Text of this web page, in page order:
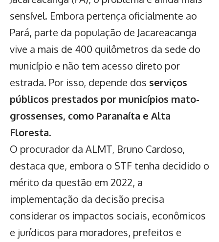
sensível. Embora pertença oficialmente ao
Pará, parte da população de Jacareacanga
vive a mais de 400 quilômetros da sede do
município e não tem acesso direto por
estrada. Por isso, depende dos serviços
públicos prestados por municípios mato-
grossenses, como Paranaíta e Alta
Floresta.
O procurador da ALMT, Bruno Cardoso,
destaca que, embora o STF tenha decidido o
mérito da questão em 2022, a
implementação da decisão precisa
considerar os impactos sociais, econômicos
e jurídicos para moradores, prefeitos e